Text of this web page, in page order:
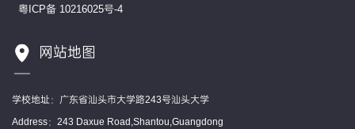
粤ICP备 10216025号-4
网站地图
学校地址：广东省汕头市大学路243号汕头大学
Address：243 Daxue Road,Shantou,Guangdong